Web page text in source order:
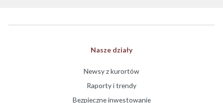
Nasze działy
Newsy z kurortów
Raporty i trendy
Bezpieczne inwestowanie